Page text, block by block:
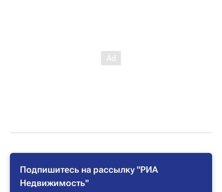
Подпишитесь на рассылку "РИА
Недвижимость"